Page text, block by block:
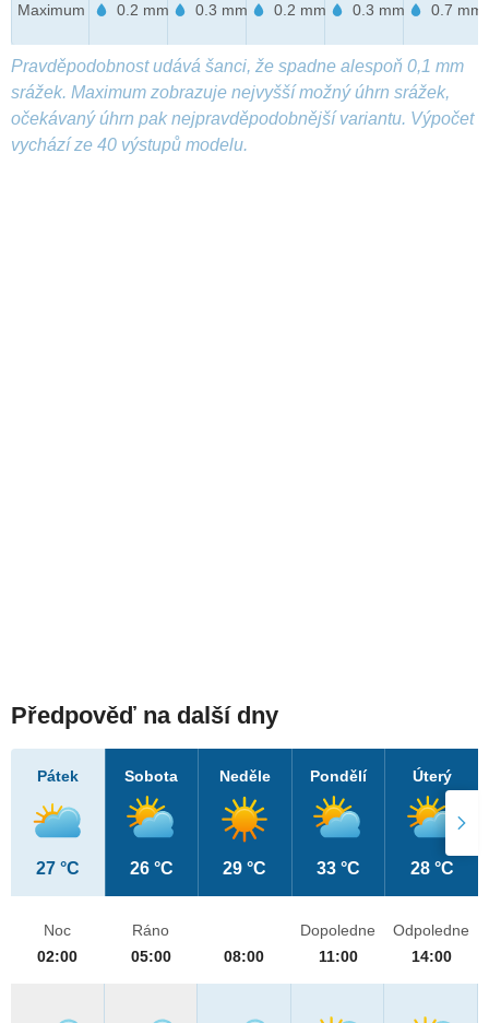
Maximum 0.2 mm 0.3 mm 0.2 mm 0.3 mm 0.7 mm
Pravděpodobnost udává šanci, že spadne alespoň 0,1 mm
srážek. Maximum zobrazuje nejvyšší možný úhrn srážek,
očekávaný úhrn pak nejpravděpodobnější variantu. Výpočet
vychází ze 40 výstupů modelu.
Předpověď na další dny
Pátek
27 °C
Sobota
26 °C
Neděle
29 °C
Pondělí
33 °C
Úterý
28 °C
Noc
02:00
Ráno
05:00
08:00
Dopoledne
11:00
Odpoledne
14:00